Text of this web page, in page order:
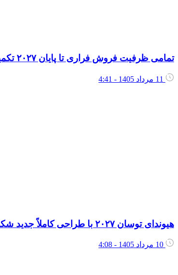
تمامی ظرفیت فروش فراری تا پایان ۲۰۲۷ تکمیل شد؛ ثبت سفارش‌های جدید به سال ۲۰۲۸ موکول می‌شود
هیوندای توسان ۲۰۲۷ با طراحی کاملاً جدید شکار شد؛ خداحافظی با نسخه‌های بنزینی